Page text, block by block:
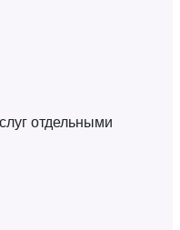
отдельными